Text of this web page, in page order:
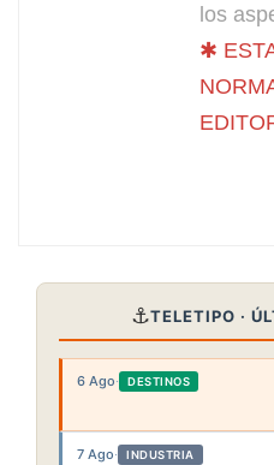
los
✱
⚓TELETIPO ·
6 Ago· DESTINOS
7 Ago· INDUSTRIA